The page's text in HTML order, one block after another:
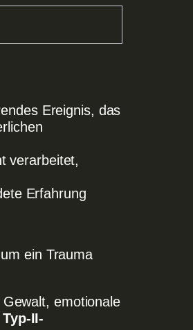
Ereignis, das
verarbeitet,
Erfahrung
ein Trauma
emotionale
Typ-II-